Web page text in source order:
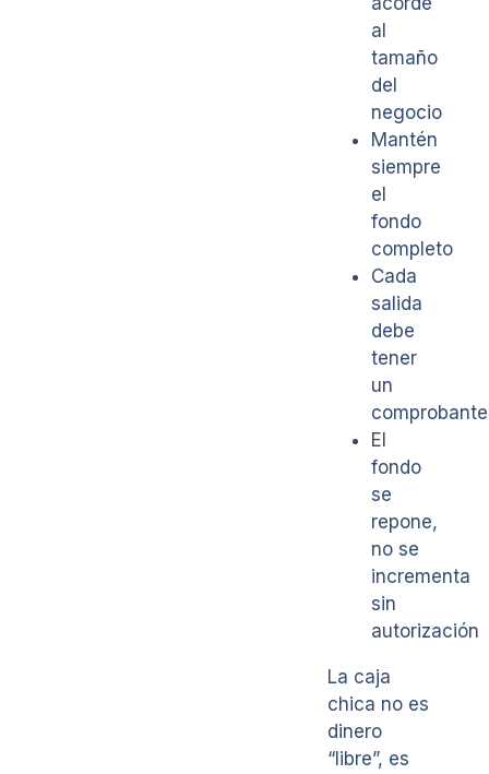
al
tamaño
del
negocio
Mantén
siempre
el
fondo
completo
Cada
salida
debe
tener
un
comprobante
El
fondo
se
repone,
no se
incrementa
sin
autorización
La caja
chica no es
dinero
“libre”, es